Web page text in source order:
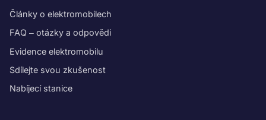
Články o elektromobilech
FAQ – otázky a odpovědi
Evidence elektromobilu
Sdílejte svou zkušenost
Nabíjecí stanice